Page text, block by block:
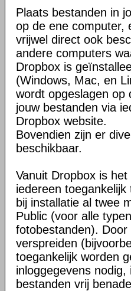
Plaats bestanden in
op de ene computer,
vrijwel direct ook
andere computers
Dropbox is
(Windows, Mac, en
wordt opgeslagen op
jouw bestanden via
Dropbox website.
Bovendien zijn er
beschikbaar.
Vanuit Dropbox is
iedereen
bij installatie al twee
Public (voor alle
fotobestanden).
verspreiden
toegankelijk worden
inloggegevens
bestanden vrij